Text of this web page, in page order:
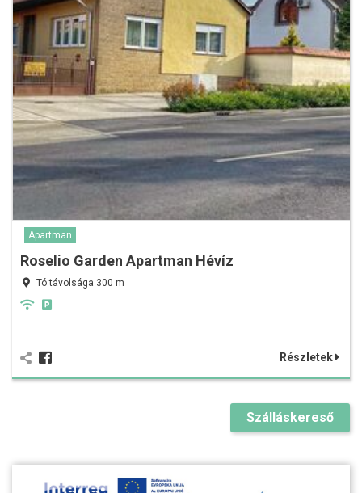
Apartman
Roselio Garden Apartman Hévíz
Tó távolsága 300 m
Részletek
Szálláskereső